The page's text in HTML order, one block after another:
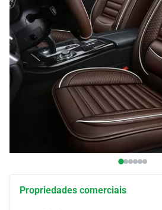
Coberturas para automóveis
Soutiens para automóveis
Cornos personalizados
Revestimentos para automóveis
Tendas para automóveis
Propriedades comerciais